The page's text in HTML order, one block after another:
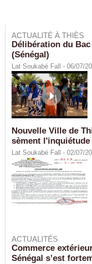
ACTUALITÉ À THIÈS
Délibération du
(Sénégal)
Lat Soukabé Fall - 06/07/
Nouvelle Ville de
sèment l'inquiétude
Lat Soukabé Fall - 02/07/
ACTUALITÉS
Commerce
Sénégal s’est